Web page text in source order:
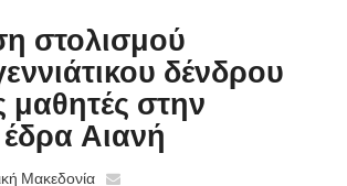
στολισμού
δένδρου
μαθητές στην
έδρα Αιανή
Μακεδονία